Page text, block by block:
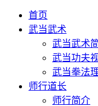
首页
武当武术
武当武术
武当功夫
武当拳法
师行道长
师行简介